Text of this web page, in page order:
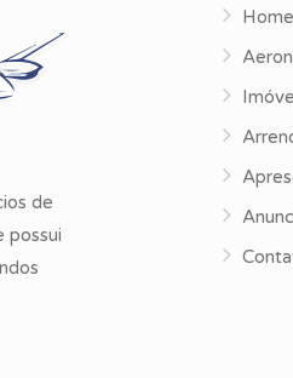
de
possui
Home